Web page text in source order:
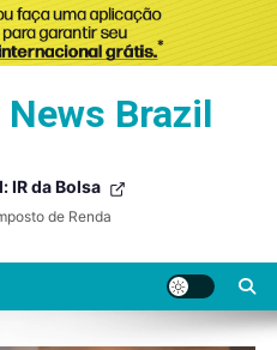
Brazil
IR da Bolsa
de Renda